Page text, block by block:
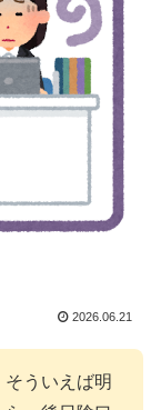
2026.06.21
ういえば明